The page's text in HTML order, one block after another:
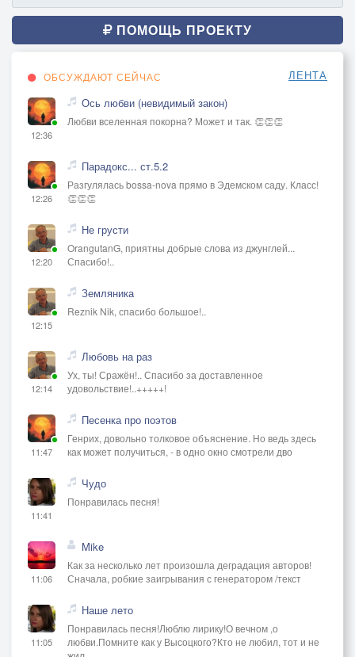
ПОМОЩЬ ПРОЕКТУ
ОБСУЖДАЮТ СЕЙЧАС ЛЕНТА
12:36
Ось любви (невидимый закон)
Любви вселенная покорна? Может и так. 👏👏👏
12:26
Парадокс... ст.5.2
Разгулялась bossa-nova прямо в Эдемском саду. Класс!
👏👏👏
12:20
Не грусти
OrangutanG, приятны добрые слова из джунглей...
Спасибо!..
12:15
Земляника
Reznik Nik, спасибо большое!..
12:14
Любовь на раз
Ух, ты! Сражён!.. Спасибо за доставленное
удовольствие!..+++++!
11:47
Песенка про поэтов
Генрих, довольно толковое объяснение. Но ведь здесь
как может получиться, - в одно окно смотрели дво
11:41
Чудо
Понравилась песня!
11:06
Mike
Как за несколько лет произошла деградация авторов!
Сначала, робкие заигрывания с генератором /текст
11:05
Наше лето
Понравилась песня!Люблю лирику!О вечном ,о
любви.Помните как у Высоцкого?Кто не любил, тот и не